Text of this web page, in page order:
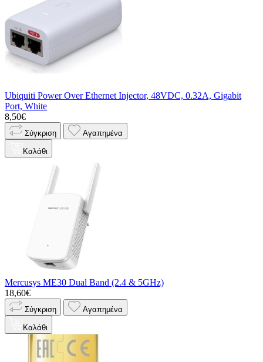
Ubiquiti Power Over Ethernet Injector, 48VDC, 0.32A, Gigabit
Port, White
8,50€
Σύγκριση Αγαπημένα
Καλάθι
Mercusys ME30 Dual Band (2.4 & 5GHz)
18,60€
Σύγκριση Αγαπημένα
Καλάθι